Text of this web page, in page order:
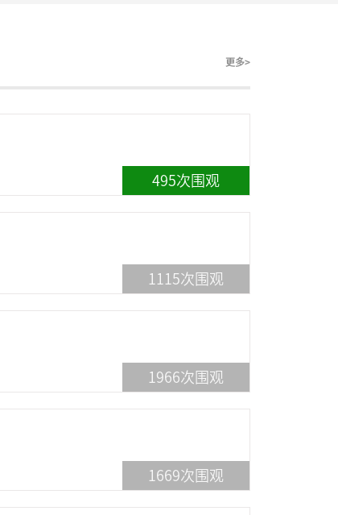
更多>
495次围观
1115次围观
1966次围观
1669次围观